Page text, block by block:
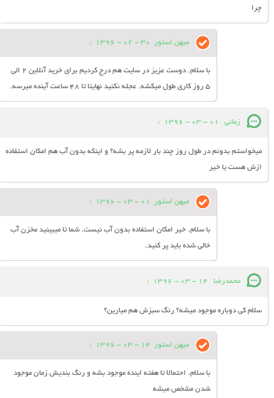
چرا
میهن استور 30 - 02 - 1396
:
با سلام. دوست عزیز در سایت هم درج کردیم برای خرید آنلاین 2 الی
5 روز کاری طول میکشه. عجله نکنید نهایتا تا 48 ساعت آینده میرسه.
زمانی 01 - 03 - 1396
:
میخواستم بدونم در طول روز چند بار لازمه پر بشه؟ و اینکه بدون آب هم امکان استفاده
ازش هست یا خیر
میهن استور 01 - 03 - 1396
:
با سلام. خیر امکان استفاده بدون آب نیست. شما تا میبینید مخزن آب
خالی شده باید پر کنید.
محمدرضا 14 - 03 - 1396
:
سلام کی دوباره موجود میشه؟ رنگ سبزش هم میارین؟
میهن استور 14 - 03 - 1396
:
با سلام. احتمالا تا هفته اینده موجود بشه و رنگ بندیش زمان موجود
شدن مشخص میشه